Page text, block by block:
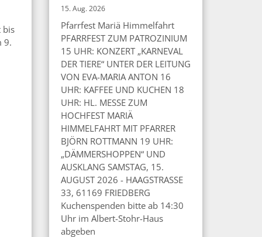
bis
9.
15. Aug. 2026
Pfarrfest Mariä Himmelfahrt
PFARRFEST ZUM PATROZINIUM
15 UHR: KONZERT „KARNEVAL
DER TIERE“ UNTER DER LEITUNG
VON EVA-MARIA ANTON 16
UHR: KAFFEE UND KUCHEN 18
UHR: HL. MESSE ZUM
HOCHFEST MARIÄ
HIMMELFAHRT MIT PFARRER
BJÖRN ROTTMANN 19 UHR:
„DÄMMERSHOPPEN“ UND
AUSKLANG SAMSTAG, 15.
AUGUST 2026 - HAAGSTRASSE
33, 61169 FRIEDBERG
Kuchenspenden bitte ab 14:30
Uhr im Albert-Stohr-Haus
abgeben